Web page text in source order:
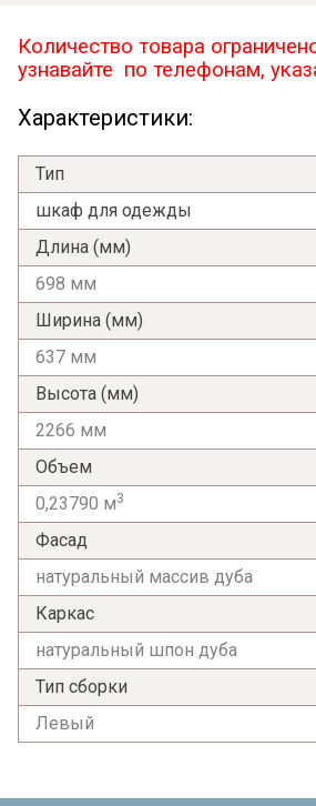
согласен на их
Количество товара
узнавайте по телефонам,
Характеристики:
Тип
шкаф для одежды
Длина (мм)
698 мм
Ширина (мм)
637 мм
Высота (мм)
2266 мм
Объем
0,23790 м3
Фасад
натуральный массив дуба
Каркас
натуральный шпон дуба
Тип сборки
Левый